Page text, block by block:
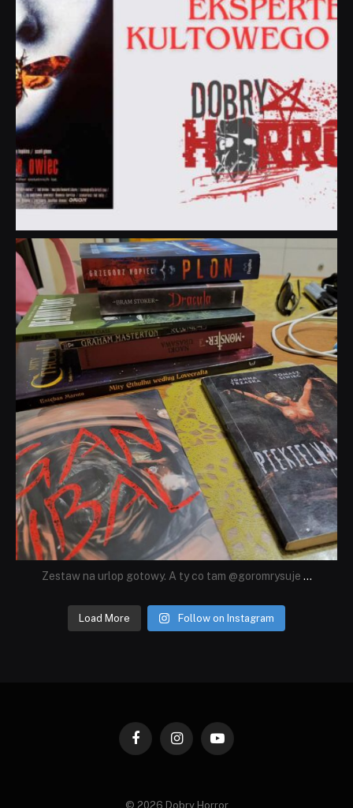
dobryhorror
Lip 31
Zestaw na urlop gotowy. A ty co tam @goromrysuje ...
Load More Follow on Instagram
FacebookInstagramYouTube
© 2026 Dobry Horror